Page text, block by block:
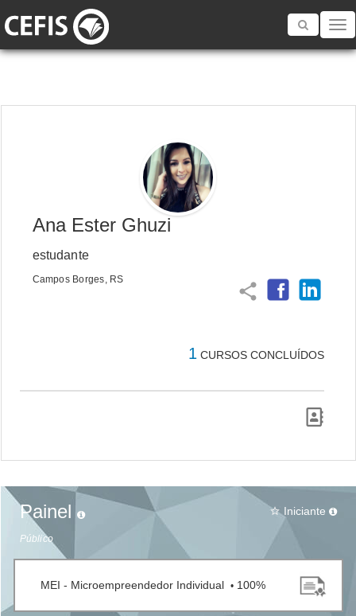
Toggle
Ana Ester Ghuzi
estudante
Campos Borges, RS
share
1 CURSOS CONCLUÍDOS
Painel
Público
star_border Iniciante
MEI - Microempreendedor Individual • 100%